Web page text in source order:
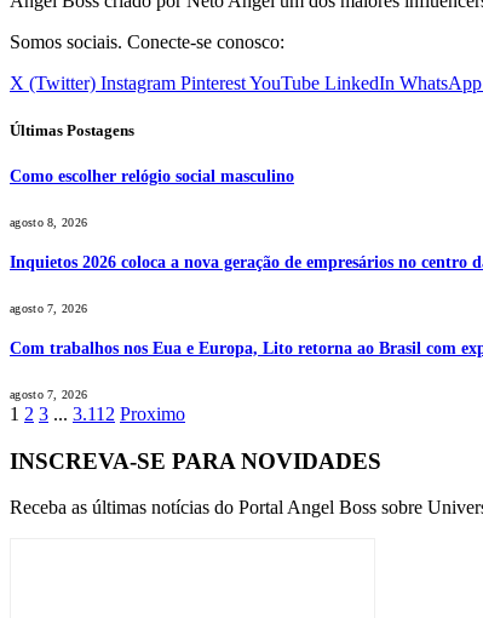
Somos sociais. Conecte-se conosco:
X (Twitter) Instagram PinterestYouTube LinkedIn WhatsApp
Últimas Postagens
Como escolher relógio social masculino
agosto 8, 2026
Inquietos 2026 coloca a nova geração de empresários no centro
agosto 7, 2026
Com trabalhos nos Eua e Europa, Lito retorna ao Brasil com
agosto 7, 2026
1 2 3 ... 3.112 Proximo
INSCREVA-SE PARA NOVIDADES
Receba as últimas notícias do Portal Angel Boss sobre